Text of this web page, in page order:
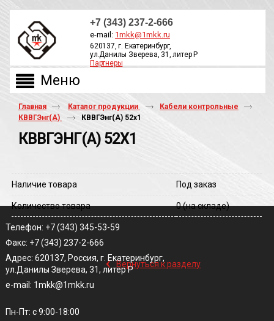
+7 (343) 237-2-666
e-mail: 1mkk@1mkk.ru
620137, г. Екатеринбург,
ул.Данилы Зверева, 31, литер Р
Партнеры
Главная Каталог продукции
Кабели контрольные
КВВГЭнг(А)
КВВГЭнг(A) 52х1
КВВГЭНГ(A) 52Х1
Наличие товара Под заказ
Количество товара 0(на складе)
‹ Вернуться к разделу
Телефон: +7 (343) 345-53-59
Факс: +7 (343) 237-2-666
Адрес: 620137, Россия, г. Екатеринбург,
ул.Данилы Зверева, 31, литер Р
e-mail: 1mkk@1mkk.ru
Пн-Пт: с 9:00-18:00